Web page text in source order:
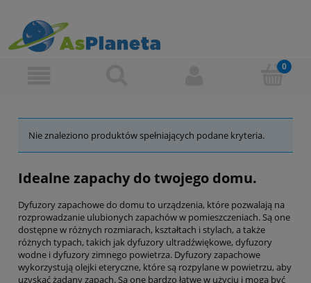
Nie znaleziono produktów spełniających podane kryteria.
Idealne zapachy do twojego domu.
Dyfuzory zapachowe do domu to urządzenia, które pozwalają na
rozprowadzanie ulubionych zapachów w pomieszczeniach. Są one
dostępne w różnych rozmiarach, kształtach i stylach, a także
różnych typach, takich jak dyfuzory ultradźwiękowe, dyfuzory
wodne i dyfuzory zimnego powietrza. Dyfuzory zapachowe
wykorzystują olejki eteryczne, które są rozpylane w powietrzu, aby
uzyskać żądany zapach. Są one bardzo łatwe w użyciu i mogą być